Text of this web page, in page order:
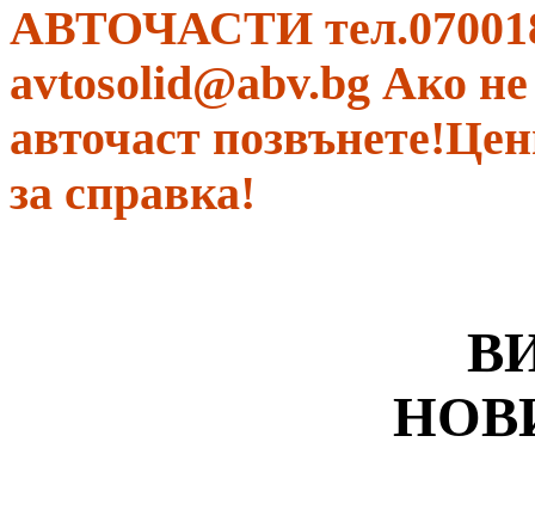
АВТОЧАСТИ
avtosolid@abv.bg Ако
авточаст
за справка!